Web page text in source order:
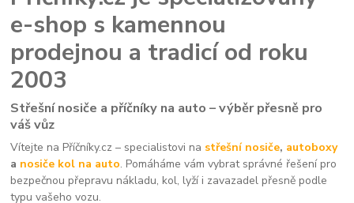
e-shop s kamennou
prodejnou a tradicí od roku
2003
Střešní nosiče a příčníky na auto – výběr přesně pro
váš vůz
Vítejte na Příčníky.cz – specialistovi na střešní nosiče, autoboxy
a nosiče kol na auto. Pomáháme vám vybrat správné řešení pro
bezpečnou přepravu nákladu, kol, lyží i zavazadel přesně podle
typu vašeho vozu.